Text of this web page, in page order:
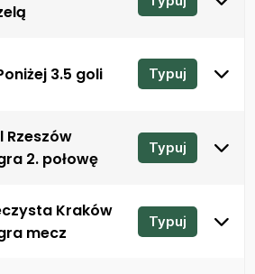
3.5 goli Typuj
Rzeszów
2. połowę
Typuj
Kraków
mecz
Typuj